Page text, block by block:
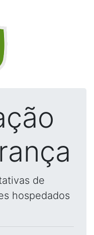
de
hospedados